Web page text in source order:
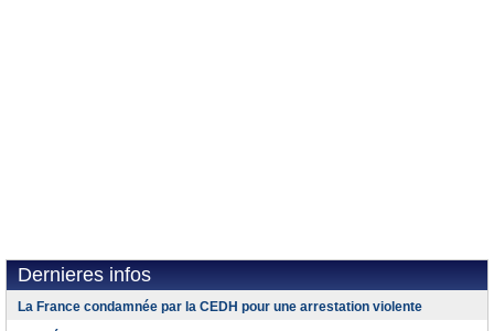
Dernieres infos
La France condamnée par la CEDH pour une arrestation violente